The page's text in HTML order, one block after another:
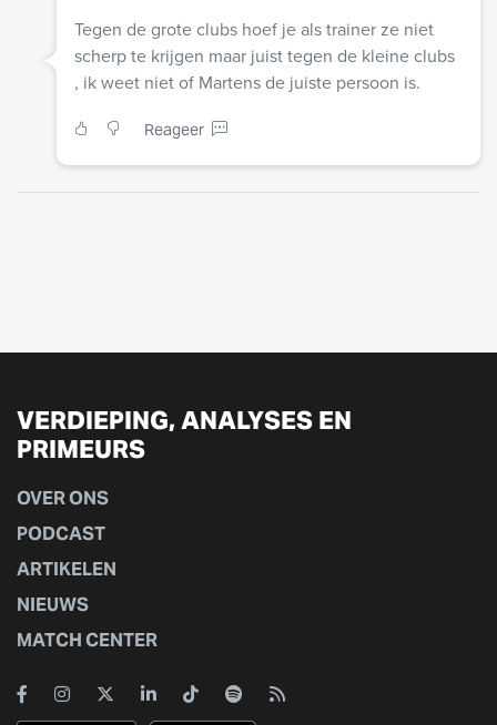
Tegen de grote clubs hoef je als trainer ze niet
scherp te krijgen maar juist tegen de kleine clubs
, ik weet niet of Martens de juiste persoon is.
Reageer
VERDIEPING, ANALYSES EN
PRIMEURS
OVER ONS
PODCAST
ARTIKELEN
NIEUWS
MATCH CENTER